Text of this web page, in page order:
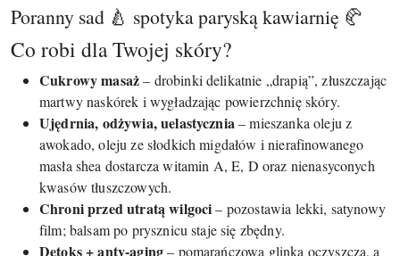
Poranny sad 🍐 spotyka paryską kawiarnię 🥐
Co robi dla Twojej skóry?
Cukrowy masaż– drobinki delikatnie „drapią”, złuszczając
martwy naskórek i wygładzając powierzchnię skóry.
Ujędrnia, odżywia, uelastycznia– mieszanka oleju z
awokado, oleju ze słodkich migdałów i nierafinowanego
masła shea dostarcza witamin A, E, D oraz nienasyconych
kwasów tłuszczowych.
Chroni przed utratą wilgoci– pozostawia lekki, satynowy
film; balsam po prysznicu staje się zbędny.
Detoks + anty-aging– pomarańczowa glinka oczyszcza, a